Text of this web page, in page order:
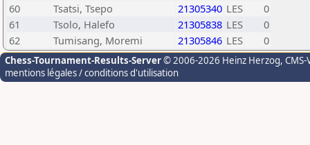
60
Tsatsi, Tsepo 21305340 LES
0
61
Tsolo, Halefo 21305838 LES
0
62
Tumisang, Moremi 21305846 LES 0
Chess-Tournament-Results-Server© 2006-2026 Heinz Herzog,
mentions légales / conditions d'utilisation